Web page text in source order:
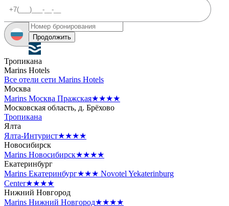
Продолжить
Тропикана
Marins Hotels
Все отели сети Marins Hotels
Москва
Marins Москва Пражская★★★★
Московская область, д. Брёхово
Тропикана
Ялта
Ялта-Интурист★★★★
Новосибирск
Marins Новосибирск★★★★
Екатеринбург
Marins Екатеринбург★★★ Novotel Yekaterinburg
Center★★★★
Нижний Новгород
Marins Нижний Новгород★★★★